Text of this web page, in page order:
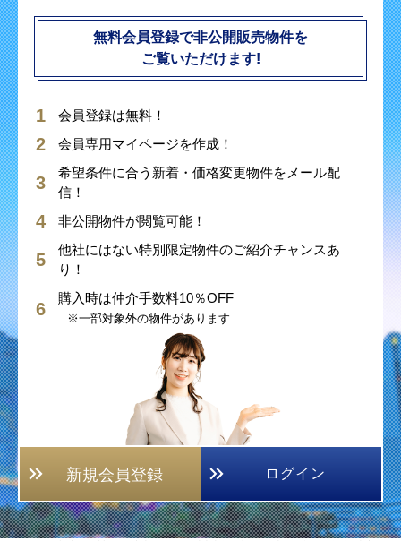
無料会員登録で非公開販売物件を
ご覧いただけます!
会員登録は無料！
会員専用マイページを作成！
希望条件に合う新着・価格変更物件をメール配
信！
非公開物件が閲覧可能！
他社にはない特別限定物件のご紹介チャンスあ
り！
購入時は仲介手数料10％OFF
※一部対象外の物件があります
新規会員登録 ログイン